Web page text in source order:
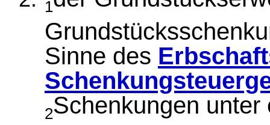
1
Sinne des
2Schenkungen